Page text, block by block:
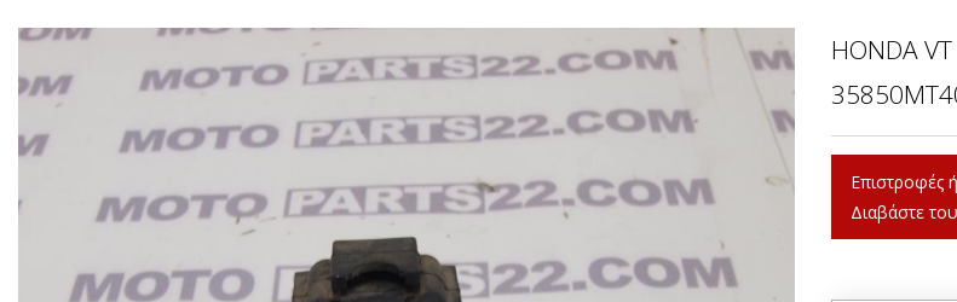
HONDA
Επιστροφές
Διαβάστε